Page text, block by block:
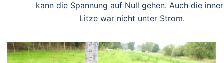
kann die Spannung auf Null gehen. Auch die
Litze war nicht unter Strom.